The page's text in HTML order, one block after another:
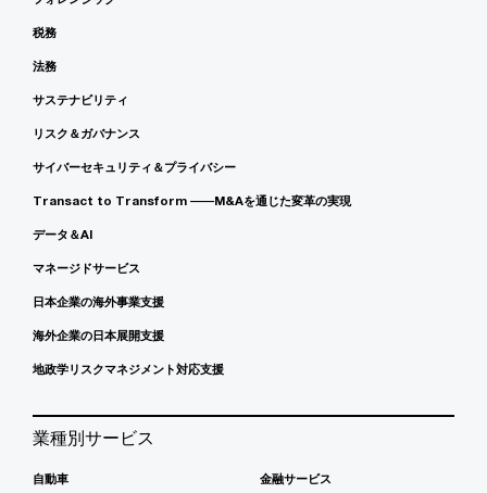
税務
法務
サステナビリティ
リスク＆ガバナンス
サイバーセキュリティ＆プライバシー
Transact to Transform ――M&Aを通じた変革の実現
データ＆AI
マネージドサービス
日本企業の海外事業支援
海外企業の日本展開支援
地政学リスクマネジメント対応支援
業種別サービス
自動車 金融サービス